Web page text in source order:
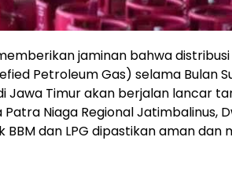
jaminan bahwa
Petroleum Gas) selama Bulan
Jawa Timur akan berjalan lancar
Niaga Regional Jatimbalinus,
dan LPG dipastikan aman dan